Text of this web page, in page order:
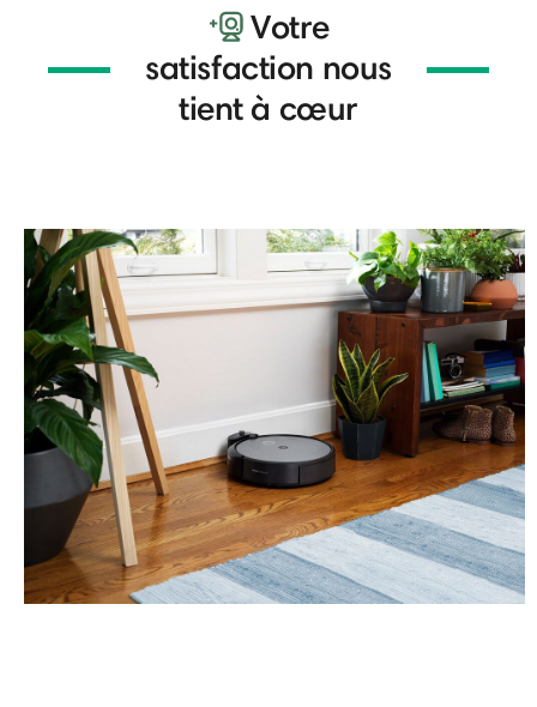
Votre
satisfaction nous
tient à cœur